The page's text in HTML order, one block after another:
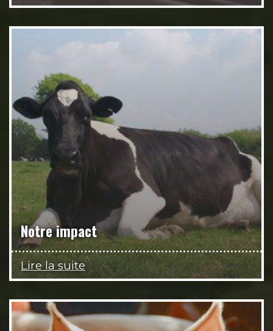
Notre impact
Lire la suite